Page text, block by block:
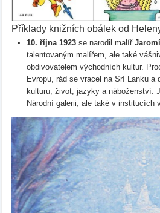
Příklady knižních obálek od
10. října 1923 se narodil malíř
talentovaným malířem, ale také
obdivovatelem východních kultur.
Evropu, rád se vracel na Srí Lanku a
kulturu, život, jazyky a náboženství.
Národní galerii, ale také v institucích